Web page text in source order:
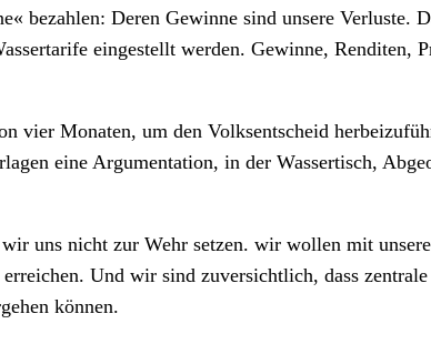
bezahlen: Deren Gewinne sind unsere Verluste.
eingestellt werden. Gewinne, Renditen,
vier Monaten, um den Volksentscheid
eine Argumentation, in der Wassertisch,
uns nicht zur Wehr setzen. wir wollen mit
Und wir sind zuversichtlich, dass
können.